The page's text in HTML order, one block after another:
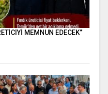
MEMNUN EDECEK”